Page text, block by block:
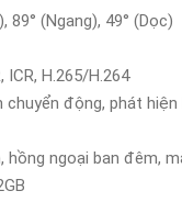
89° (Ngang), 49° (Dọc)
ICR, H.265/H.264
chuyển động, phát
hồng ngoại ban đêm,